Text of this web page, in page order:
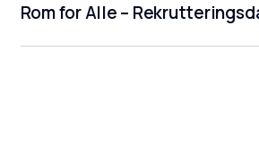
Rom for Alle –